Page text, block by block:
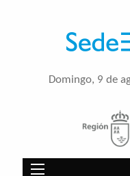
Domingo, 9 de